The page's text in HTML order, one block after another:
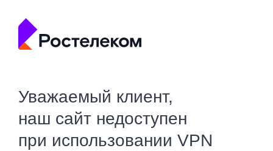
Уважаемый клиент,
наш сайт недоступен
при использовании VPN